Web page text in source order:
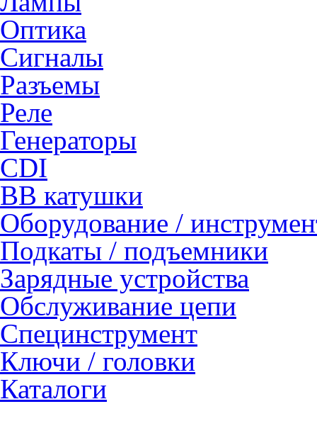
Оптика
Сигналы
Разъемы
Реле
Генераторы
CDI
ВВ катушки
Оборудование /
Подкаты / подъемники
Зарядные устройства
Обслуживание цепи
Специнструмент
Ключи / головки
Каталоги